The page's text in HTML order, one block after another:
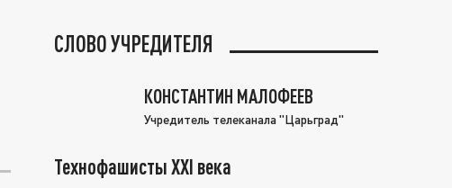
СЛОВО УЧРЕДИТЕЛЯ
КОНСТАНТИН МАЛОФЕЕВ
Учредитель телеканала "Царьград"
Технофашисты XXI века